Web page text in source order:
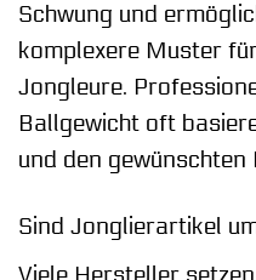
Schwung und
komplexere Muster
Jongleure.
Ballgewicht oft
und den gewünschten
Sind Jonglierartikel